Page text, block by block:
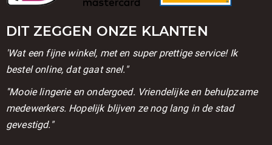
DIT ZEGGEN ONZE KLANTEN
'Wat een fijne winkel, met en super prettige service! Ik
bestel online, dat gaat snel."
''Mooie lingerie en ondergoed. Vriendelijke en behulpzame
medewerkers. Hopelijk blijven ze nog lang in de stad
gevestigd."